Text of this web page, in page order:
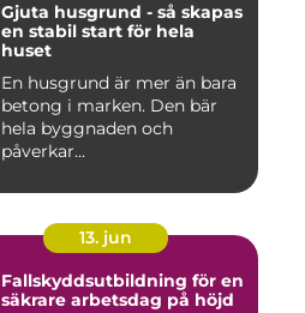
Gjuta husgrund - så skapas
en stabil start för hela
huset
En husgrund är mer än bara
betong i marken. Den bär
hela byggnaden och
påverkar...
13. jun
Fallskyddsutbildning för en
säkrare arbetsdag på höjd